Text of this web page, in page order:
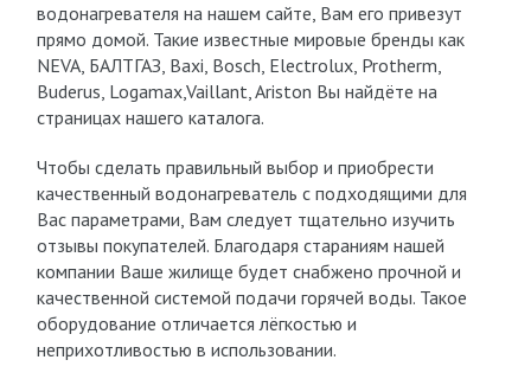
водонагревателя на нашем сайте, Вам его привезут
прямо домой. Такие известные мировые бренды как
NEVA, БАЛТГАЗ, Baxi, Bosch, Electrolux, Protherm,
Buderus, Logamax,Vaillant, Ariston Вы найдёте на
страницах нашего каталога.
Чтобы сделать правильный выбор и приобрести
качественный водонагреватель с подходящими для
Вас параметрами, Вам следует тщательно изучить
отзывы покупателей. Благодаря стараниям нашей
компании Ваше жилище будет снабжено прочной и
качественной системой подачи горячей воды. Такое
оборудование отличается лёгкостью и
неприхотливостью в использовании.